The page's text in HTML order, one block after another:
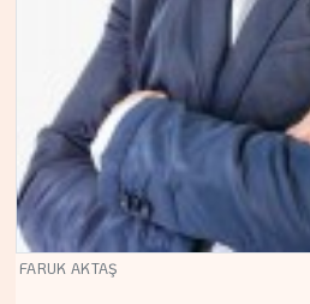
FARUK AKTAŞ